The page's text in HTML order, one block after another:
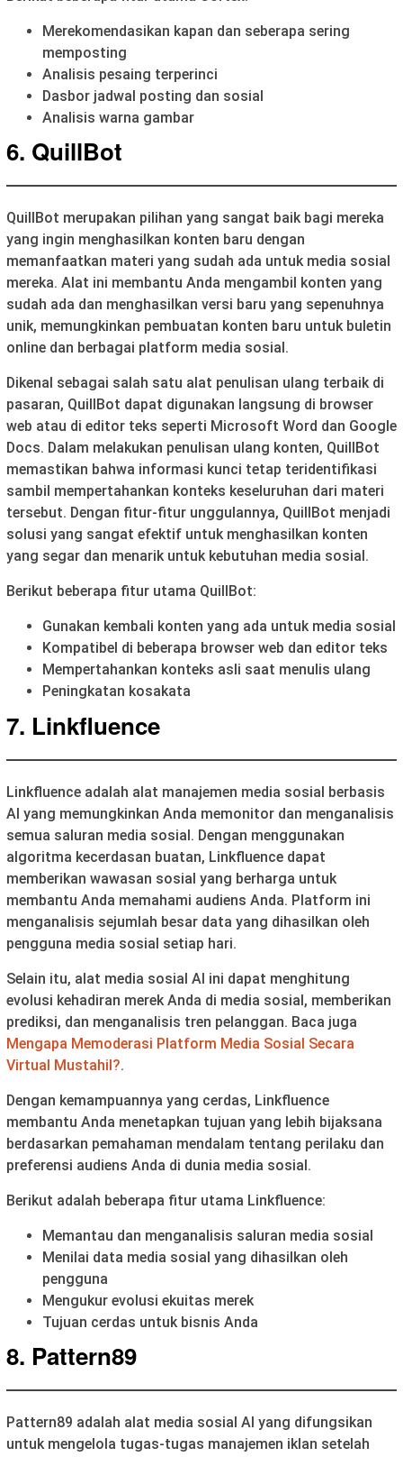
Merekomendasikan kapan dan seberapa sering
memposting
Analisis pesaing terperinci
Dasbor jadwal posting dan sosial
Analisis warna gambar
6. QuillBot
QuillBot merupakan pilihan yang sangat baik bagi mereka
yang ingin menghasilkan konten baru dengan
memanfaatkan materi yang sudah ada untuk media sosial
mereka. Alat ini membantu Anda mengambil konten yang
sudah ada dan menghasilkan versi baru yang sepenuhnya
unik, memungkinkan pembuatan konten baru untuk buletin
online dan berbagai platform media sosial.
Dikenal sebagai salah satu alat penulisan ulang terbaik di
pasaran, QuillBot dapat digunakan langsung di browser
web atau di editor teks seperti Microsoft Word dan Google
Docs. Dalam melakukan penulisan ulang konten, QuillBot
memastikan bahwa informasi kunci tetap teridentifikasi
sambil mempertahankan konteks keseluruhan dari materi
tersebut. Dengan fitur-fitur unggulannya, QuillBot menjadi
solusi yang sangat efektif untuk menghasilkan konten
yang segar dan menarik untuk kebutuhan media sosial.
Berikut beberapa fitur utama QuillBot:
Gunakan kembali konten yang ada untuk media sosial
Kompatibel di beberapa browser web dan editor teks
Mempertahankan konteks asli saat menulis ulang
Peningkatan kosakata
7. Linkfluence
Linkfluence adalah alat manajemen media sosial berbasis
AI yang memungkinkan Anda memonitor dan menganalisis
semua saluran media sosial. Dengan menggunakan
algoritma kecerdasan buatan, Linkfluence dapat
memberikan wawasan sosial yang berharga untuk
membantu Anda memahami audiens Anda. Platform ini
menganalisis sejumlah besar data yang dihasilkan oleh
pengguna media sosial setiap hari.
Selain itu, alat media sosial AI ini dapat menghitung
evolusi kehadiran merek Anda di media sosial, memberikan
prediksi, dan menganalisis tren pelanggan. Baca juga
Mengapa Memoderasi Platform Media Sosial Secara
Virtual Mustahil?.
Dengan kemampuannya yang cerdas, Linkfluence
membantu Anda menetapkan tujuan yang lebih bijaksana
berdasarkan pemahaman mendalam tentang perilaku dan
preferensi audiens Anda di dunia media sosial.
Berikut adalah beberapa fitur utama Linkfluence:
Memantau dan menganalisis saluran media sosial
Menilai data media sosial yang dihasilkan oleh
pengguna
Mengukur evolusi ekuitas merek
Tujuan cerdas untuk bisnis Anda
8. Pattern89
Pattern89 adalah alat media sosial AI yang difungsikan
untuk mengelola tugas-tugas manajemen iklan setelah